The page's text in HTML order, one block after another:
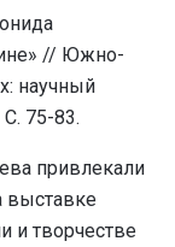
// Южно-
научный
75-83.
привлекали
выставке
и творчестве